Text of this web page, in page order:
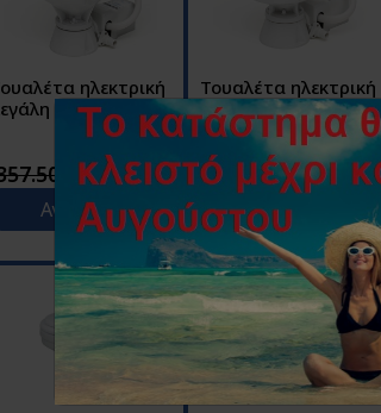
ηλεκτρική
comfort 12V
329.78€
Αγορά
Τουαλέτα ηλεκτρική
μικρή deluxe Ιταλίας
24V
327.80€ 311.30€
Αγορά